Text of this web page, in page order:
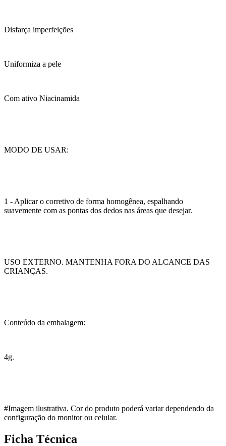
Disfarça imperfeições
Uniformiza a pele
Com ativo Niacinamida
MODO DE USAR:
1 - Aplicar o corretivo de forma homogênea, espalhando
suavemente com as pontas dos dedos nas áreas que desejar.
USO EXTERNO. MANTENHA FORA DO ALCANCE DAS
CRIANÇAS.
Conteúdo da embalagem:
4g.
#Imagem ilustrativa. Cor do produto poderá variar dependendo da
configuração do monitor ou celular.
Ficha Técnica